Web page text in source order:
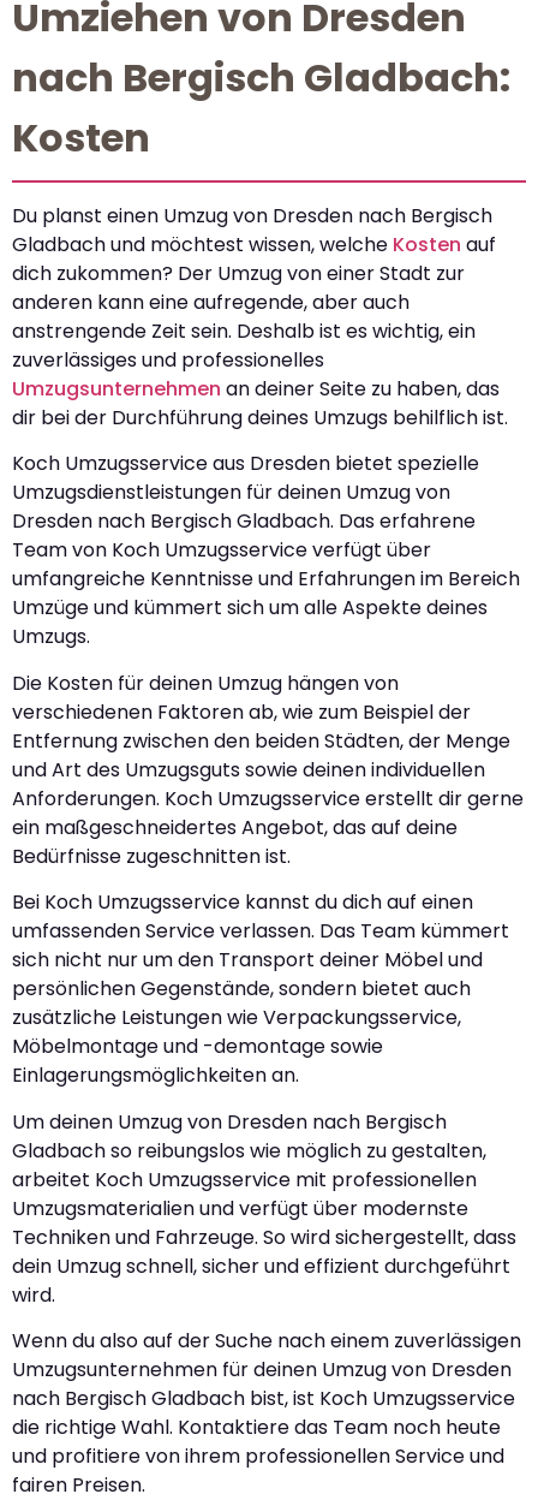
Umziehen von Dresden
nach Bergisch Gladbach:
Kosten
Du planst einen Umzug von Dresden nach Bergisch
Gladbach und möchtest wissen, welche Kosten auf
dich zukommen? Der Umzug von einer Stadt zur
anderen kann eine aufregende, aber auch
anstrengende Zeit sein. Deshalb ist es wichtig, ein
zuverlässiges und professionelles
Umzugsunternehmen an deiner Seite zu haben, das
dir bei der Durchführung deines Umzugs behilflich ist.
Koch Umzugsservice aus Dresden bietet spezielle
Umzugsdienstleistungen für deinen Umzug von
Dresden nach Bergisch Gladbach. Das erfahrene
Team von Koch Umzugsservice verfügt über
umfangreiche Kenntnisse und Erfahrungen im Bereich
Umzüge und kümmert sich um alle Aspekte deines
Umzugs.
Die Kosten für deinen Umzug hängen von
verschiedenen Faktoren ab, wie zum Beispiel der
Entfernung zwischen den beiden Städten, der Menge
und Art des Umzugsguts sowie deinen individuellen
Anforderungen. Koch Umzugsservice erstellt dir gerne
ein maßgeschneidertes Angebot, das auf deine
Bedürfnisse zugeschnitten ist.
Bei Koch Umzugsservice kannst du dich auf einen
umfassenden Service verlassen. Das Team kümmert
sich nicht nur um den Transport deiner Möbel und
persönlichen Gegenstände, sondern bietet auch
zusätzliche Leistungen wie Verpackungsservice,
Möbelmontage und -demontage sowie
Einlagerungsmöglichkeiten an.
Um deinen Umzug von Dresden nach Bergisch
Gladbach so reibungslos wie möglich zu gestalten,
arbeitet Koch Umzugsservice mit professionellen
Umzugsmaterialien und verfügt über modernste
Techniken und Fahrzeuge. So wird sichergestellt, dass
dein Umzug schnell, sicher und effizient durchgeführt
wird.
Wenn du also auf der Suche nach einem zuverlässigen
Umzugsunternehmen für deinen Umzug von Dresden
nach Bergisch Gladbach bist, ist Koch Umzugsservice
die richtige Wahl. Kontaktiere das Team noch heute
und profitiere von ihrem professionellen Service und
fairen Preisen.